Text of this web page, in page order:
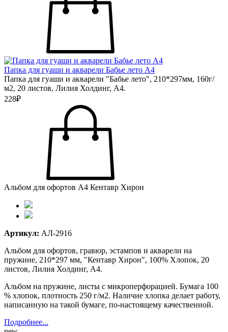
Папка для гуаши и акварели Бабье лето А4
Папка для гуаши и акварели "Бабье лето", 210*297мм, 160г/
м2, 20 листов, Лилия Холдинг, А4.
228₽
Альбом для офортов А4 Кентавр Хирон
Артикул: АЛ-2916
Альбом для офортов, гравюр, эстампов и акварели на
пружине, 210*297 мм, "Кентавр Хирон", 100% Хлопок, 20
листов, Лилия Холдинг, А4.
Альбом на пружине, листы с микроперфорацией. Бумага 100
% хлопок, плотность 250 г/м2. Наличие хлопка делает работу,
написанную на такой бумаге, по-настоящему качественной.
Подробнее...